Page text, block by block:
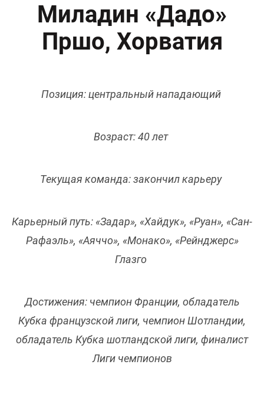
Миладин «Дадо»
Пршо, Хорватия
Позиция: центральный нападающий
Возраст: 40 лет
Текущая команда: закончил карьеру
Карьерный путь: «Задар», «Хайдук», «Руан», «Сан-
Рафаэль», «Аяччо», «Монако», «Рейнджерс»
Глазго
Достижения: чемпион Франции, обладатель
Кубка французской лиги, чемпион Шотландии,
обладатель Кубка шотландской лиги, финалист
Лиги чемпионов